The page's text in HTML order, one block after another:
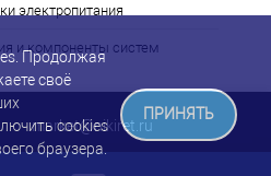
электропитания
и компоненты систем
market@nikiret.ru
Продолжая
своё
cookies
браузера.
ПРИНЯТЬ